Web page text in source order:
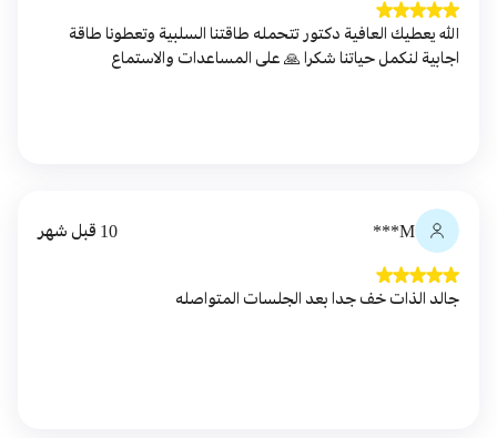
الله يعطيك العافية دكتور تتحمله طاقتنا السلبية وتعطونا طاقة
اجابية لنكمل حياتنا شكرا 🙏 على المساعدات والاستماع
M*** 10 قبل شهر
جالد الذات خف جدا بعد الجلسات المتواصله